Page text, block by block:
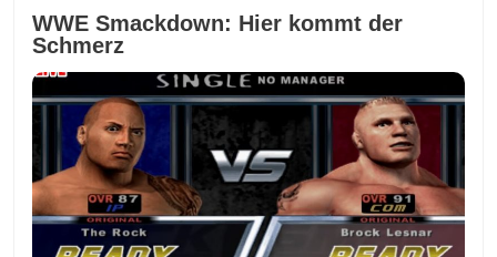
WWE Smackdown: Hier kommt der
Schmerz